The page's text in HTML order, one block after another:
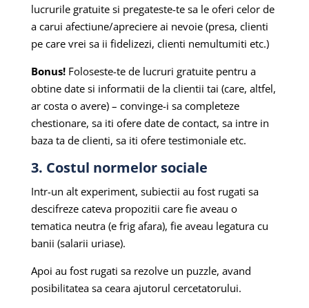
lucrurile gratuite si pregateste-te sa le oferi celor de
a carui afectiune/apreciere ai nevoie (presa, clienti
pe care vrei sa ii fidelizezi, clienti nemultumiti etc.)
Bonus! Foloseste-te de lucruri gratuite pentru a
obtine date si informatii de la clientii tai (care, altfel,
ar costa o avere) – convinge-i sa completeze
chestionare, sa iti ofere date de contact, sa intre in
baza ta de clienti, sa iti ofere testimoniale etc.
3. Costul normelor sociale
Intr-un alt experiment, subiectii au fost rugati sa
descifreze cateva propozitii care fie aveau o
tematica neutra (e frig afara), fie aveau legatura cu
banii (salarii uriase).
Apoi au fost rugati sa rezolve un puzzle, avand
posibilitatea sa ceara ajutorul cercetatorului.